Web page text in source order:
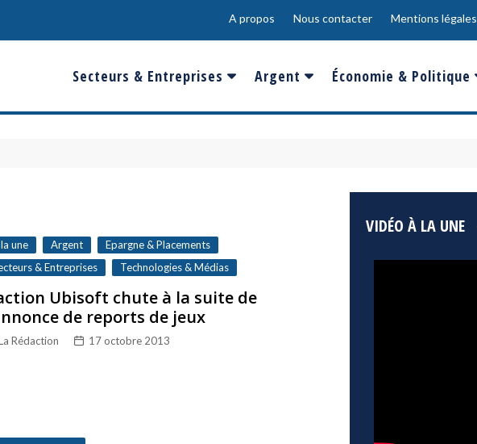
A propos Nous contacter Mentions légales
Secteurs & Entreprises
Banques & Finances
Défense & Aéronautique
Santé & Biotechnologie
Technologies & Médias
Argent
Salaire
Epargne & Placements
Économie & Politique
France
une Argent
Epargne & Placements
& Entreprises
Technologies & Médias
Ubisoft chute à la suite de
de reports de jeux
Rédaction 17 octobre 2013
VIDÉO À LA UNE